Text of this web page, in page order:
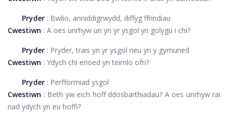
Pryder : Bwlio, anniddigrwydd, diffyg ffrindiau
Cwestiwn : A oes unrhyw un yn yr ysgol yn golygu i chi?
Pryder : Pryder, trais yn yr ysgol neu yn y gymuned
Cwestiwn : Ydych chi erioed yn teimlo ofn?
Pryder : Perfformiad ysgol
Cwestiwn : Beth yw eich hoff ddosbarthiadau? A oes unrhyw rai
nad ydych yn eu hoffi?